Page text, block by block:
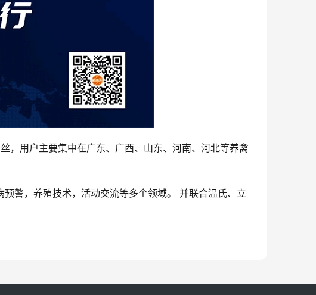
，用户主要集中在广东、广西、山东、河南、河北等养禽
警，养殖技术，活动交流等多个领域。 并联合温氏、立